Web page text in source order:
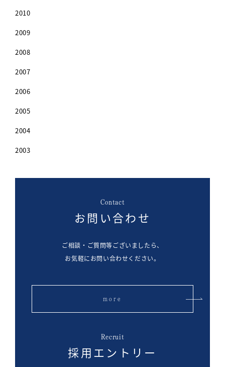
2010
2009
2008
2007
2006
2005
2004
2003
Contact
お問い合わせ
ご相談・ご質問等ございましたら、
お気軽にお問い合わせください。
more
Recruit
採用エントリー